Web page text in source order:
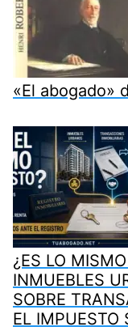
«El abogado»
¿ES LO
INMUEBLES
SOBRE
EL IMPUESTO